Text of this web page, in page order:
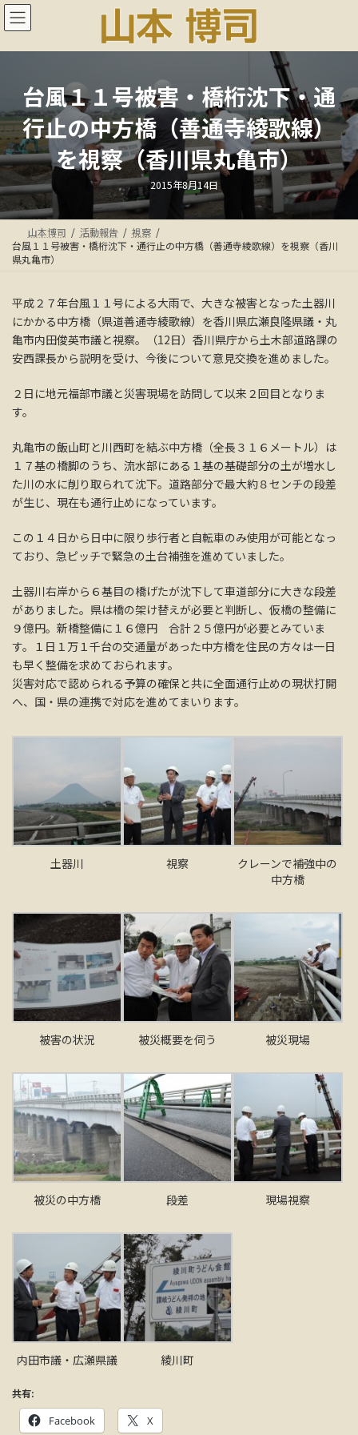
コ
ン
ン
キ
ッ
プ
ナ
ビ
ー
に
移
動
台風１１号被害・橋桁沈下・通
行止の中方橋（善通寺綾歌線）
を視察（香川県丸亀市）
最
終
日
時
:
2015年8月14日
山本博司 活動報告
視察
台風１１号被害・橋桁沈下・通行止の中方橋（善通寺綾歌線）を視察（香川
県丸亀市）
平成２７年台風１１号による大雨で、大きな被害となった土器川
にかかる中方橋（県道善通寺綾歌線）を香川県広瀬良隆県議・丸
亀市内田俊英市議と視察。（12日）香川県庁から土木部道路課の
安西課長から説明を受け、今後について意見交換を進めました。
２日に地元福部市議と災害現場を訪問して以来２回目となりま
す。
丸亀市の飯山町と川西町を結ぶ中方橋（全長３１６メートル）は
１７基の橋脚のうち、流水部にある１基の基礎部分の土が増水し
た川の水に削り取られて沈下。道路部分で最大約８センチの段差
が生じ、現在も通行止めになっています。
この１４日から日中に限り歩行者と自転車のみ使用が可能となっ
ており、急ピッチで緊急の土台補強を進めていました。
土器川右岸から６基目の橋げたが沈下して車道部分に大きな段差
がありました。県は橋の架け替えが必要と判断し、仮橋の整備に
９億円。新橋整備に１６億円 合計２５億円が必要とみていま
す。１日１万１千台の交通量があった中方橋を住民の方々は一日
も早く整備を求めておられます。
災害対応で認められる予算の確保と共に全面通行止めの現状打開
へ、国・県の連携で対応を進めてまいります。
土器川 視察
クレーンで補強中の
中方橋
被害の状況 被災概要を伺う 被災現場
被災の中方橋 段差 現場視察
内田市議・広瀬県議 綾川町
共有:
Facebook X